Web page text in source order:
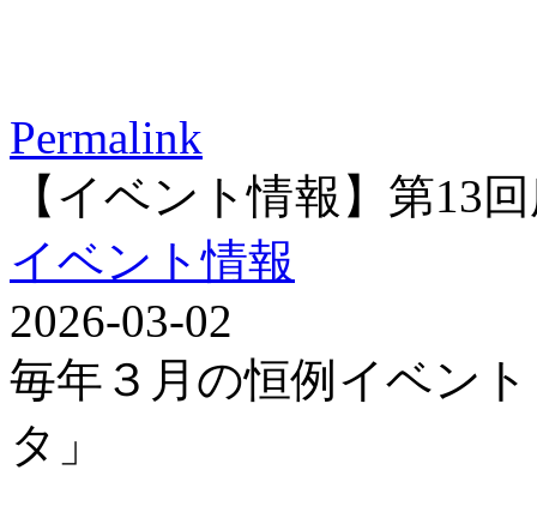
Permalink
【イベント情報】第13
イベント情報
2026-03-02
毎年３月の恒例イベン
タ」